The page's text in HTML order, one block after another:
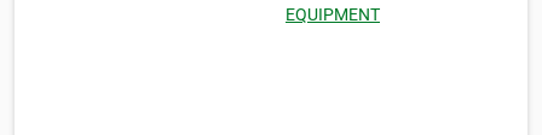
EQUIPMENT